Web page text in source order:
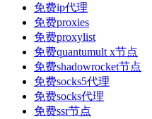
免费ip代理
免费proxies
免费proxylist
免费quantumult x节点
免费shadowrocket节点
免费socks5代理
免费socks代理
免费ssr节点